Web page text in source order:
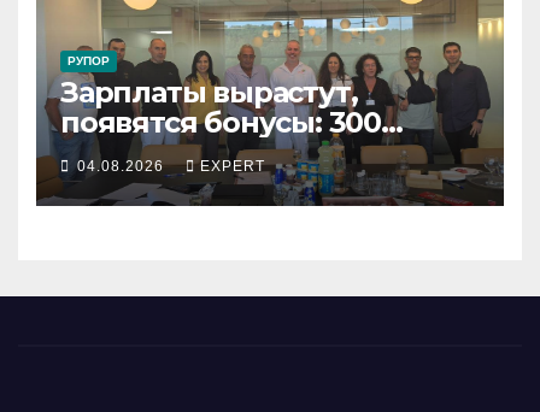
РУПОР
Зарплаты вырастут,
появятся бонусы: 300
сотрудников «Штраус»
получили новый
коллективный договор
04.08.2026 EXPERT